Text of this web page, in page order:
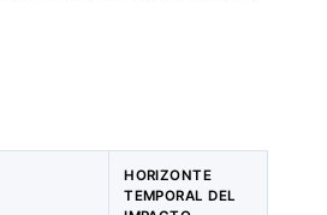
HORIZONTE
TEMPORAL DEL